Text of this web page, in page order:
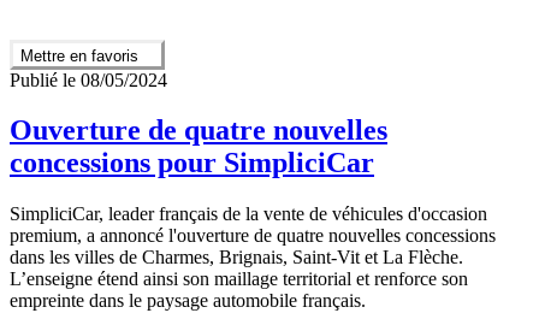
Mettre en favoris
Publié le 08/05/2024
Ouverture de quatre nouvelles
concessions pour SimpliciCar
SimpliciCar, leader français de la vente de véhicules d'occasion
premium, a annoncé l'ouverture de quatre nouvelles concessions
dans les villes de Charmes, Brignais, Saint-Vit et La Flèche.
L’enseigne étend ainsi son maillage territorial et renforce son
empreinte dans le paysage automobile français.